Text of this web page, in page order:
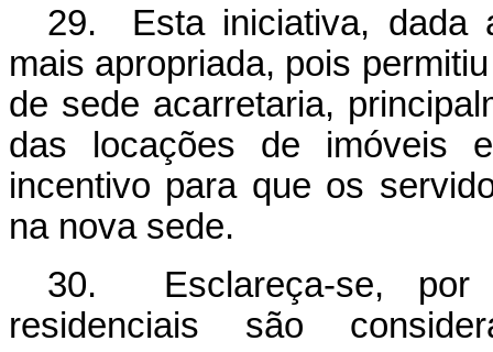
29. Esta iniciativa, dada
mais apropriada, pois
de sede acarretaria,
das locações de imóveis
incentivo para que os
na nova sede.
30. Esclareça-se, por
residenciais são